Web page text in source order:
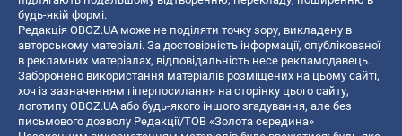
будь-якій формі.
Редакція OBOZ.UA може не поділяти точку зору, викладену в
авторському матеріалі. За достовірність інформації, опублікованої
в рекламних матеріалах, відповідальність несе рекламодавець.
Заборонено використання матеріалів розміщених на цьому сайті,
хоч із зазначенням гіперпосилання на сторінку цього сайту,
логотипу OBOZ.UA або будь-якого іншого згадування, але без
письмового дозволу Редакції/ТОВ «Золота середина»